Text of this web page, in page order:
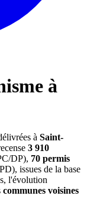
à
à Saint-
3 910
DP), 70 permis
issues de la base
l'évolution
communes voisines